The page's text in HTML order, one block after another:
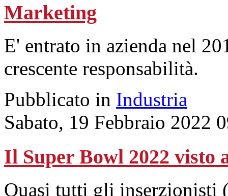
Marketing
E' entrato in azienda nel
crescente responsabilità.
Pubblicato in Industria
Sabato, 19 Febbraio 2022
Il Super Bowl 2022 visto
Quasi tutti gli